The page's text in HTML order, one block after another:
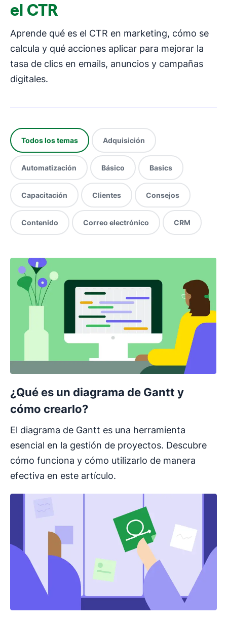
el CTR
Aprende qué es el CTR en marketing, cómo se
calcula y qué acciones aplicar para mejorar la
tasa de clics en emails, anuncios y campañas
digitales.
Todos los temas Adquisición
Automatización Básico Basics
Capacitación Clientes Consejos
Contenido Correo electrónico CRM
¿Qué es un diagrama de Gantt y
cómo crearlo?
El diagrama de Gantt es una herramienta
esencial en la gestión de proyectos. Descubre
cómo funciona y cómo utilizarlo de manera
efectiva en este artículo.